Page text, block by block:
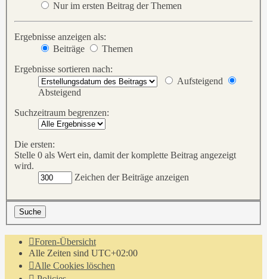
Nur im ersten Beitrag der Themen
Ergebnisse anzeigen als:
Beiträge
Themen
Ergebnisse sortieren nach:
Aufsteigend
Absteigend
Suchzeitraum begrenzen:
Die ersten:
Stelle 0 als Wert ein, damit der komplette Beitrag angezeigt
wird.
Zeichen der Beiträge anzeigen
Foren-Übersicht
Alle Zeiten sind UTC+02:00
Alle Cookies löschen